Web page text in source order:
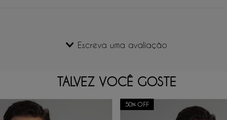
Escreva uma avaliação
TALVEZ VOCÊ GOSTE
50%OFF